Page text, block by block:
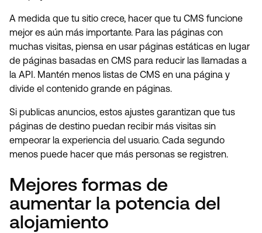
A medida que tu sitio crece, hacer que tu CMS funcione
mejor es aún más importante. Para las páginas con
muchas visitas, piensa en usar páginas estáticas en lugar
de páginas basadas en CMS para reducir las llamadas a
la API. Mantén menos listas de CMS en una página y
divide el contenido grande en páginas.
Si publicas anuncios, estos ajustes garantizan que tus
páginas de destino puedan recibir más visitas sin
empeorar la experiencia del usuario. Cada segundo
menos puede hacer que más personas se registren.
Mejores formas de
aumentar la potencia del
alojamiento